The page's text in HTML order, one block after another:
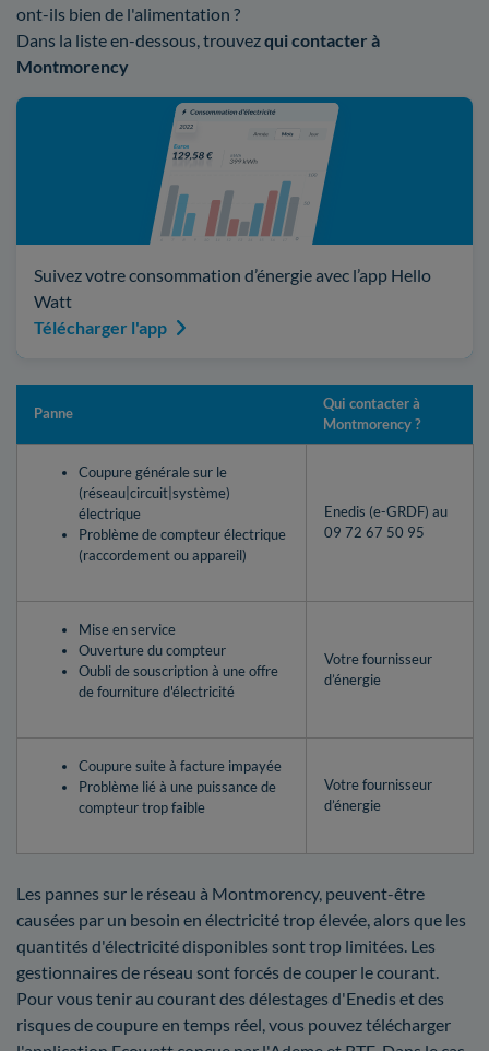
ont-ils bien de l'alimentation ?
Dans la liste en-dessous, trouvezqui contacter à
Montmorency
Suivez votre consommation d’énergie avec l’app Hello
Watt
Télécharger l'app
Panne
Qui contacter à
Montmorency ?
Coupure générale sur le
(réseau|circuit|système)
électrique
Problème de compteur électrique
(raccordement ou appareil)
Enedis (e-GRDF) au
09 72 67 50 95
Mise en service
Ouverture du compteur
Oubli de souscription à une offre
de fourniture d'électricité
Votre fournisseur
d’énergie
Coupure suite à facture impayée
Problème lié à une puissance de
compteur trop faible
Votre fournisseur
d’énergie
Les pannes sur le réseau à Montmorency, peuvent-être
causées par un besoin en électricité trop élevée, alors que les
quantités d'électricité disponibles sont trop limitées. Les
gestionnaires de réseau sont forcés de couper le courant.
Pour vous tenir au courant des délestages d'Enedis et des
risques de coupure en temps réel, vous pouvez télécharger